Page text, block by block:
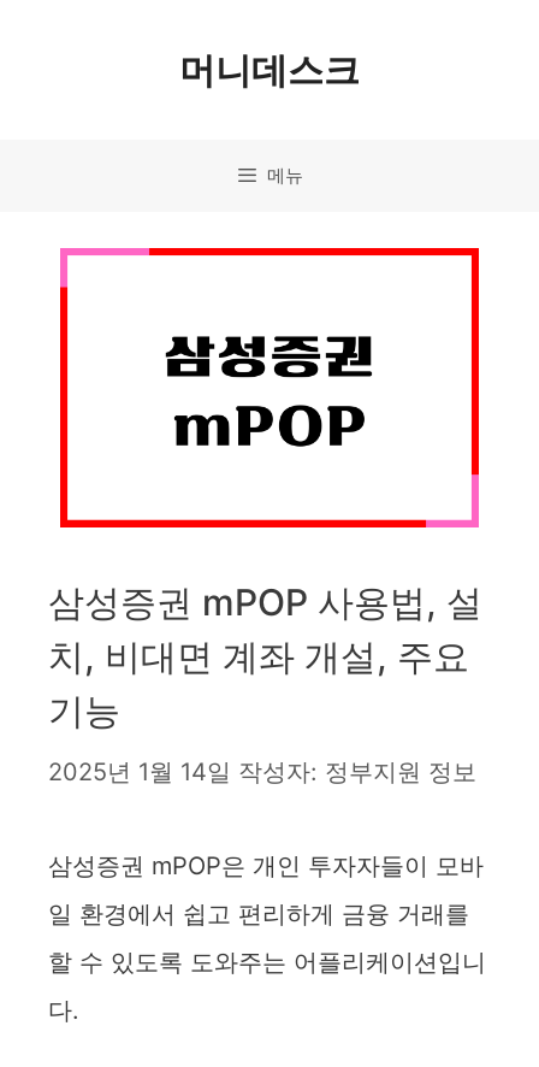
머니데스크
메뉴
삼성증권 mPOP 사용법, 설
치, 비대면 계좌 개설, 주요
기능
2025년 1월 14일 작성자: 정부지원 정보
삼성증권 mPOP은 개인 투자자들이 모바
일 환경에서 쉽고 편리하게 금융 거래를
할 수 있도록 도와주는 어플리케이션입니
다.